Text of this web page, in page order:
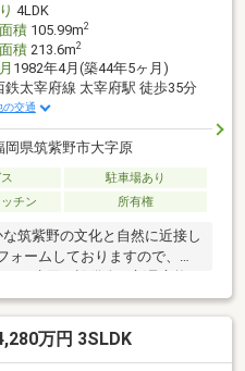
4LDK
積105.99m2
積213.6m2
1982年4月(築44年5ヶ月)
鉄太宰府線 太宰府駅 徒歩35分
の交通
岡県筑紫野市大字原
駐車場あり
チン 所有権
筑紫野の文化と自然に近接し
ォームしておりますので、ス
・タイル・CF貼り替え□畳・
屋根塗装□駐車スペース2台
む眺め◆道路向かいに公園■
木小学校まで徒歩約9分■御
万円 3SLDK